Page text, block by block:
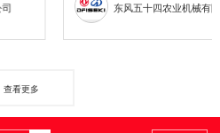
东风五十四农业机械有限公司
查看更多